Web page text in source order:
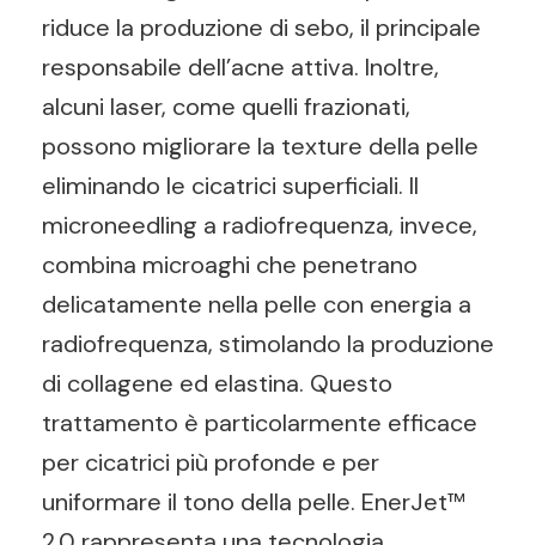
riduce la produzione di sebo, il principale
responsabile dell’acne attiva. Inoltre,
alcuni laser, come quelli frazionati,
possono migliorare la texture della pelle
eliminando le cicatrici superficiali. Il
microneedling a radiofrequenza, invece,
combina microaghi che penetrano
delicatamente nella pelle con energia a
radiofrequenza, stimolando la produzione
di collagene ed elastina. Questo
trattamento è particolarmente efficace
per cicatrici più profonde e per
uniformare il tono della pelle. EnerJet™